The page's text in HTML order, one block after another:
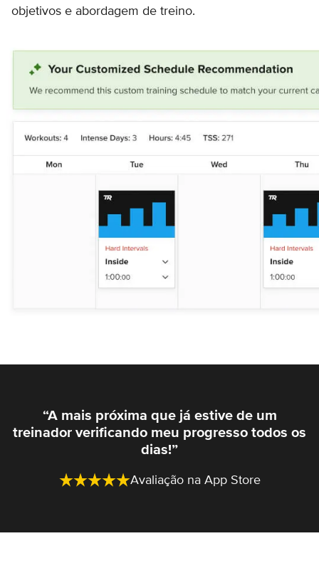
objetivos e abordagem de treino.
“A mais próxima que já estive de um
treinador verificando meu progresso todos os
dias!”
Avaliação na App Store